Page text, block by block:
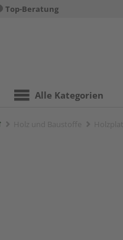
Top-Beratung
Alle Kategorien
Home